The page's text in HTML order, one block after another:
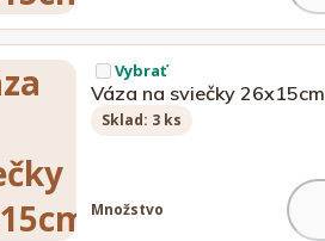
Vybrať
Váza na sviečky 26x15cm
Sklad: 3 ks
Množstvo